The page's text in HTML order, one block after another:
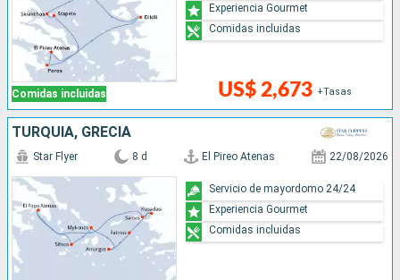
Comidas incluidas US$ 2,673 +Tasas
Experiencia Gourmet
Comidas incluidas
TURQUÍA, GRECIA
Star Flyer 8 d El Pireo Atenas 22/08/2026
Servicio de mayordomo 24/24
Experiencia Gourmet
Comidas incluidas